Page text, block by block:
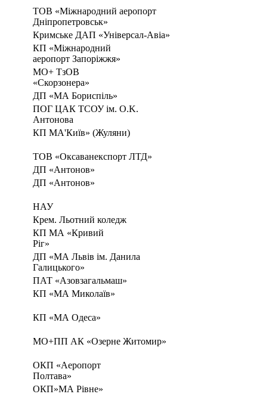
TOB «Міжнародний аеропорт
Дніпропетровськ»
Кримське ДАП «Універсал-Авіа»
КП «Міжнародний
аеропорт Запоріжжя»
МО+ ТзОВ
«Скорзонера»
ДП «МА Бориспіль»
ПОГ ЦАК ТСОУ ім. O.K.
Антонова
КП МА'Київ» (Жуляни)
TOB «Оксаванекспорт ЛТД»
ДП «Антонов»
ДП «Антонов»
НАУ
Крем. Льотний коледж
КП МА «Кривий
Ріг»
ДП «МА Львів ім. Данила
Галицького»
ПАТ «Азовзагальмаш»
КП «МА Миколаїв»
КП «МА Одеса»
МО+ПП АК «Озерне Житомир»
ОКП «Аеропорт
Полтава»
ОКП»МА Рівне»